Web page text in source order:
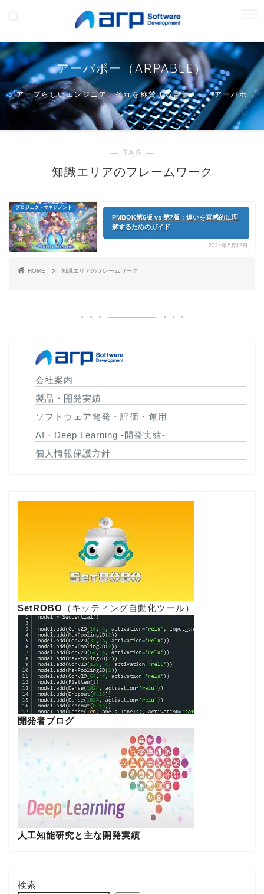
アーパボー（ARPABLE）
アープらしいエンジニア、それを称賛する言葉・・・アーパボ
ー
― TAG ―
知識エリアのフレームワーク
プロジェクトマネジメント
PMBOK第6版 vs 第7版：違いを直感的に理
解するためのガイド
2024年5月12日
HOME 知識エリアのフレームワーク
会社案内
製品・開発実績
ソフトウェア開発・評価・運用
AI・Deep Learning -開発実績-
個人情報保護方針
SetROBO （キッティング自動化ツール）
開発者ブログ
人工知能研究と主な開発実績
検索